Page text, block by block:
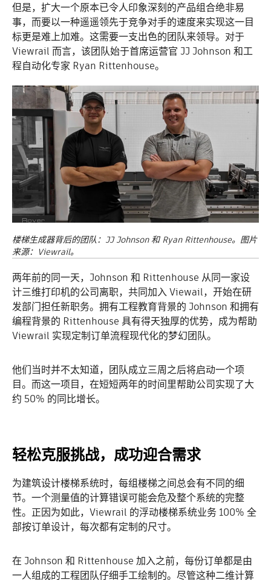
但是，扩大一个原本已令人印象深刻的产品组合绝非易
事，而要以一种遥遥领先于竞争对手的速度来实现这一目
标更是难上加难。这需要一支出色的团队来领导。对于
Viewrail 而言，该团队始于首席运营官 JJ Johnson 和工
程自动化专家 Ryan Rittenhouse。
楼梯生成器背后的团队：JJ Johnson 和 Ryan Rittenhouse。图片
来源：Viewrail。
两年前的同一天，Johnson 和 Rittenhouse 从同一家设
计三维打印机的公司离职，共同加入 Viewail，开始在研
发部门担任新职务。拥有工程教育背景的 Johnson 和拥有
编程背景的 Rittenhouse 具有得天独厚的优势，成为帮助
Viewrail 实现定制订单流程现代化的梦幻团队。
他们当时并不太知道，团队成立三周之后将启动一个项
目。而这一项目，在短短两年的时间里帮助公司实现了大
约 50% 的同比增长。
轻松克服挑战，成功迎合需求
为建筑设计楼梯系统时，每组楼梯之间总会有不同的细
节。一个测量值的计算错误可能会危及整个系统的完整
性。正因为如此，Viewrail 的浮动楼梯系统业务 100% 全
部按订单设计，每次都有定制的尺寸。
在 Johnson 和 Rittenhouse 加入之前，每份订单都是由
一人组成的工程团队仔细手工绘制的。尽管这种二维计算